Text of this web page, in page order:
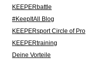
KEEPERbattle
#KeepItAll Blog
KEEPERsport Circle of Pro
KEEPERtraining
Deine Vorteile